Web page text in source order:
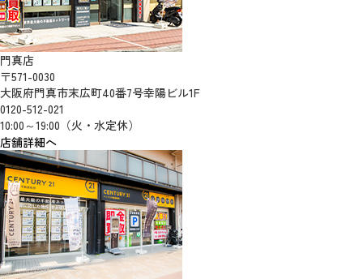
門真店
〒571-0030
大阪府門真市末広町40番7号幸陽ビル1F
0120-512-021
10:00～19:00（火・水定休）
店舗詳細へ